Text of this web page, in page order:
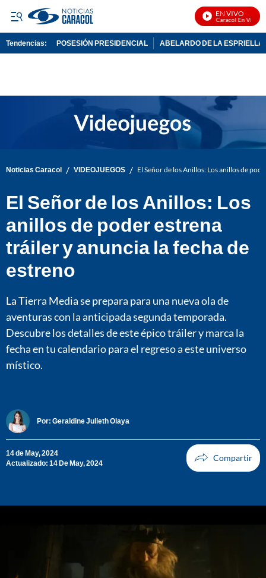
EN VIVO
Noticias Caracol En Vivo
Tendencias: POSESIÓN PRESIDENCIAL ABELARDO DE LA ESPRIELLA
Noticias Caracol / VIDEOJUEGOS / El Señor de los Anillos: Los anillos de
El Señor de los Anillos: Los
anillos de poder estrena
tráiler y anuncia la fecha de
estreno
La Tierra Media se prepara para una nueva ola de
aventuras con la anticipada segunda temporada.
Descubre los detalles de este épico tráiler y marca la
fecha en tu calendario para el regreso a este universo
místico.
Por: Geraldine Julieth Olaya
14 de May, 2024
Actualizado: 14 De May, 2024